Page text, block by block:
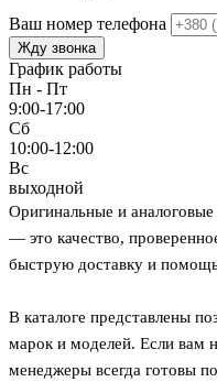
Ваш номер телефона
Жду звонка
График работы
Пн - Пт
9:00-17:00
Сб
10:00-12:00
Вс
выходной
Оригинальные и
— это качество,
быструю доставку и
В каталоге представлены
марок и моделей. Если
менеджеры всегда готовы